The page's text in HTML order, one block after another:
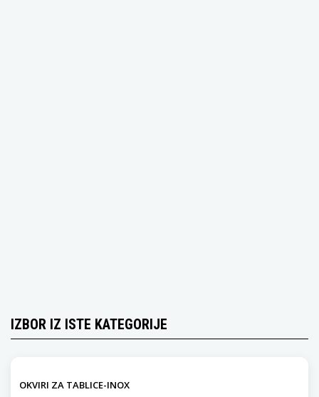
IZBOR IZ ISTE KATEGORIJE
OKVIRI ZA TABLICE-INOX